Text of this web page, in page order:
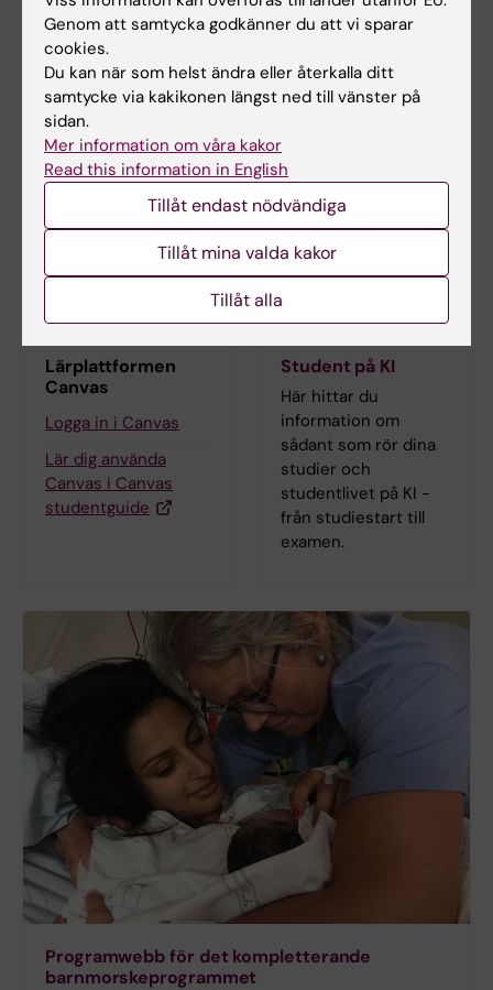
Telefon:
+46852482364
E-post:
emelie.ahlin@ki.se
Lärplattformen
Canvas
Logga in i Canvas
Lär dig använda
Canvas i Canvas
studentguide
Student på KI
Här hittar du
information om
sådant som rör dina
studier och
studentlivet på KI -
från studiestart till
examen.
Programwebb för det kompletterande
barnmorskeprogrammet
Genom att samtycka godkänner du att vi sparar
cookies.
Du kan när som helst ändra eller återkalla ditt
samtycke via kakikonen längst ned till vänster på
sidan.
Mer information om våra kakor
Read this information in English
Tillåt endast nödvändiga
Tillåt mina valda kakor
Tillåt alla